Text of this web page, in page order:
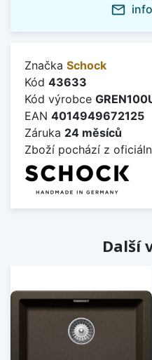
mail_outline
Značka Schock
Kód 43633
Kód výrobce
EAN 4014949672125
Záruka 24 měsíců
Zboží pochází z
Další